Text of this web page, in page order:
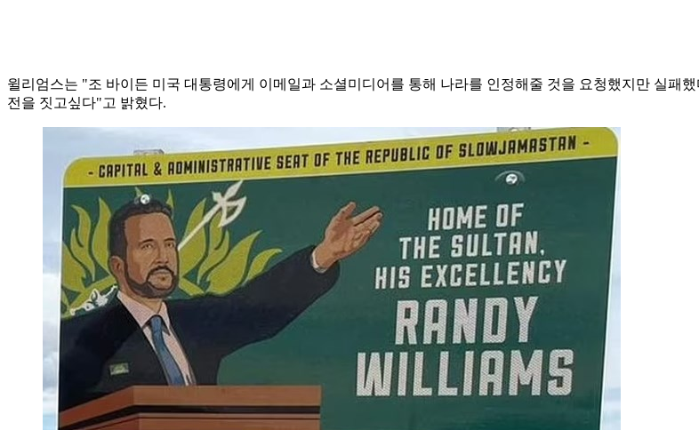
윌리엄스는 "조 바이든 미국 대통령에게 이메일과 소셜미디어를 통해 나라를 인정해줄 것을 요청했지만 실패
전을 짓고싶다"고 밝혔다.